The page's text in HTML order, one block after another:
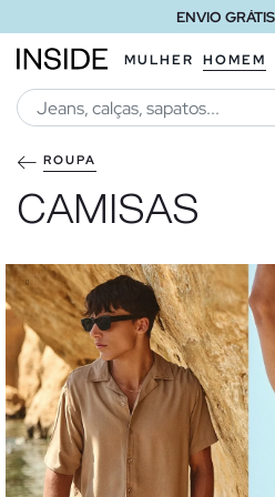
ENVIO GRÁTIS
MULHER HOMEM
ROUPA
CAMISAS